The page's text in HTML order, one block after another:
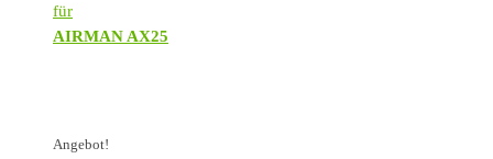
für
AIRMAN AX25
Angebot!